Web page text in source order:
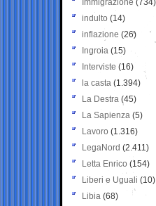
Immigrazione (734)
indulto (14)
inflazione (26)
Ingroia (15)
Interviste (16)
la casta (1.394)
La Destra (45)
La Sapienza (5)
Lavoro (1.316)
LegaNord (2.411)
Letta Enrico (154)
Liberi e Uguali (10)
Libia (68)